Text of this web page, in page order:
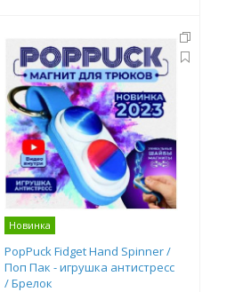
Новинка
PopPuck Fidget Hand Spinner /
Поп Пак - игрушка антистресс
/ Брелок